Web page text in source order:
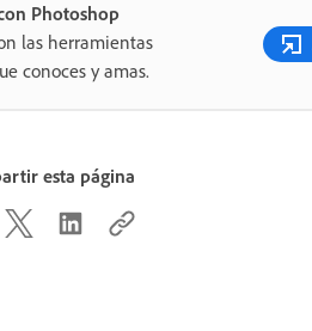
Photoshop
las herramientas
conoces y amas.
esta página